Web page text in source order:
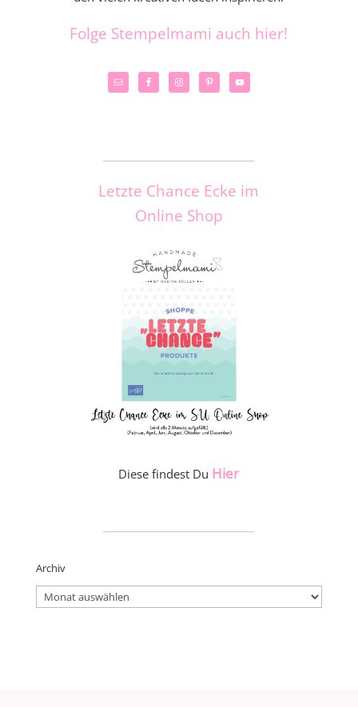
Folge Stempelmami auch hier!
Letzte Chance Ecke im
Online Shop
Diese findest Du Hier
Archiv
Archiv